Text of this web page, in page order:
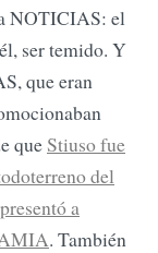
NOTICIAS: el
ser temido. Y
que eran
que Stiuso fue
del
a
. También